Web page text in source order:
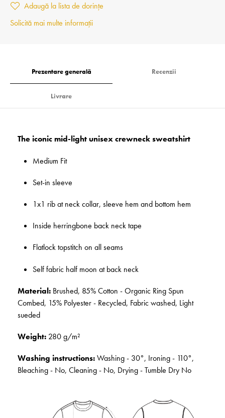
Adaugă la lista de dorințe
Solicită mai multe informații
Prezentare generală Recenzii
Livrare
The iconic mid-light unisex crewneck sweatshirt
Medium Fit
Set-in sleeve
1x1 rib at neck collar, sleeve hem and bottom hem
Inside herringbone back neck tape
Flatlock topstitch on all seams
Self fabric half moon at back neck
Material: Brushed, 85% Cotton - Organic Ring Spun
Combed, 15% Polyester - Recycled, Fabric washed, Light
sueded
Weight: 280 g/m²
Washing instructions:Washing - 30°, Ironing - 110°,
Bleaching - No, Cleaning - No, Drying - Tumble Dry No